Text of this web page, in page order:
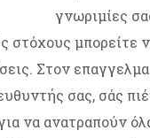
γνωριμίες
στόχους μπορείτε
Στον
σας, σάς
να ανατραπούν